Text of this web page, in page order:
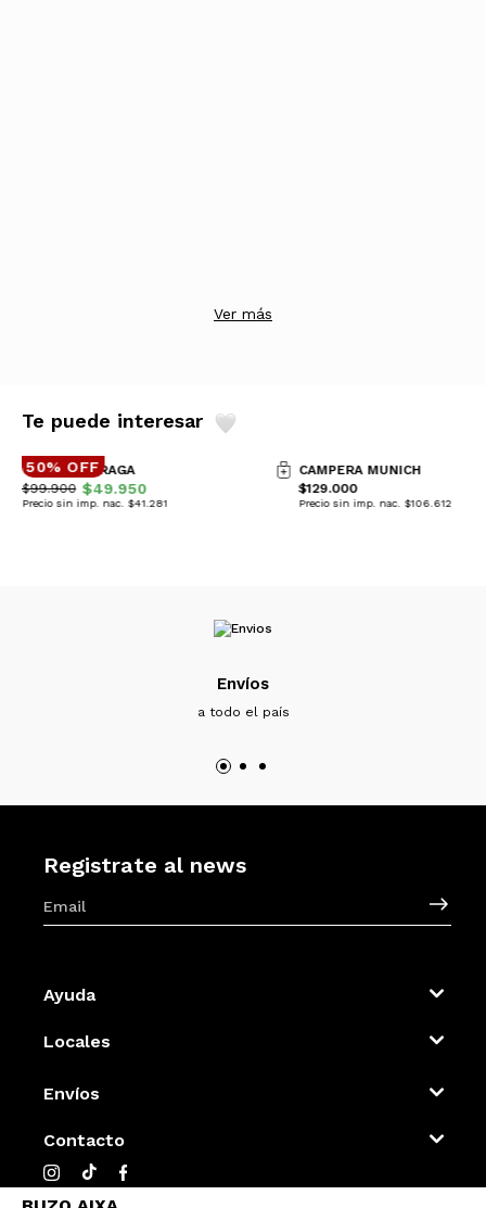
Ver más
Te puede interesar
50% OFF
CAMPERA PRAGA
$99.900 $49.950
Precio sin imp. nac. $41.281
CAMPERA MUNICH
$129.000
Precio sin imp. nac. $106.612
Envíos
a todo el país
Registrate al news
Ayuda
Locales
Envíos
Contacto